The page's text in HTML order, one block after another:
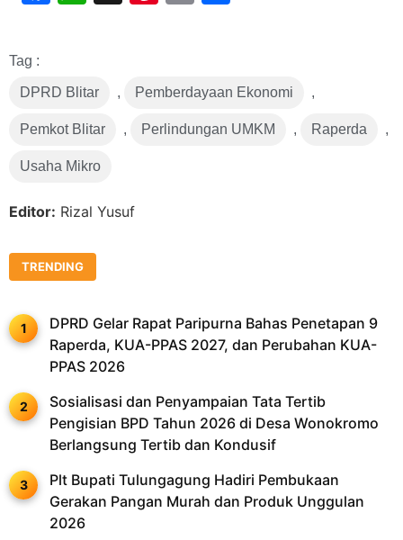
Tag :
DPRD Blitar , Pemberdayaan Ekonomi ,
Pemkot Blitar , Perlindungan UMKM , Raperda ,
Usaha Mikro
Editor: Rizal Yusuf
TRENDING
DPRD Gelar Rapat Paripurna Bahas Penetapan 9
Raperda, KUA-PPAS 2027, dan Perubahan KUA-
PPAS 2026
Sosialisasi dan Penyampaian Tata Tertib
Pengisian BPD Tahun 2026 di Desa Wonokromo
Berlangsung Tertib dan Kondusif
Plt Bupati Tulungagung Hadiri Pembukaan
Gerakan Pangan Murah dan Produk Unggulan
2026